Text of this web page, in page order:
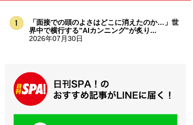
「面接での頭のよさはどこに消えたのか…」世
界中で横行する”AIカンニング”が炙り...
2026年07月30日